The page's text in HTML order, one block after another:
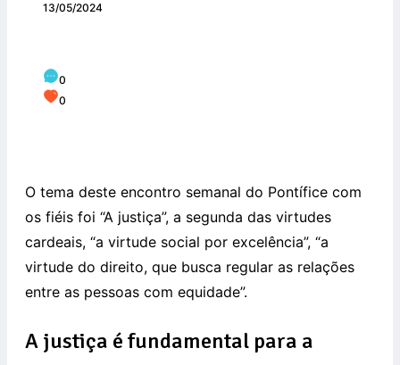
13/05/2024
0
0
O tema deste encontro semanal do Pontífice com
os fiéis foi “A justiça”, a segunda das virtudes
cardeais, “a virtude social por excelência”, “a
virtude do direito, que busca regular as relações
entre as pessoas com equidade”.
A justiça é fundamental para a